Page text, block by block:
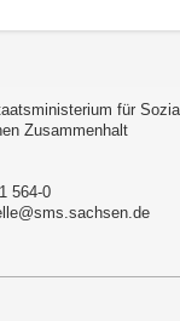
für
Zusammenhalt
564-0